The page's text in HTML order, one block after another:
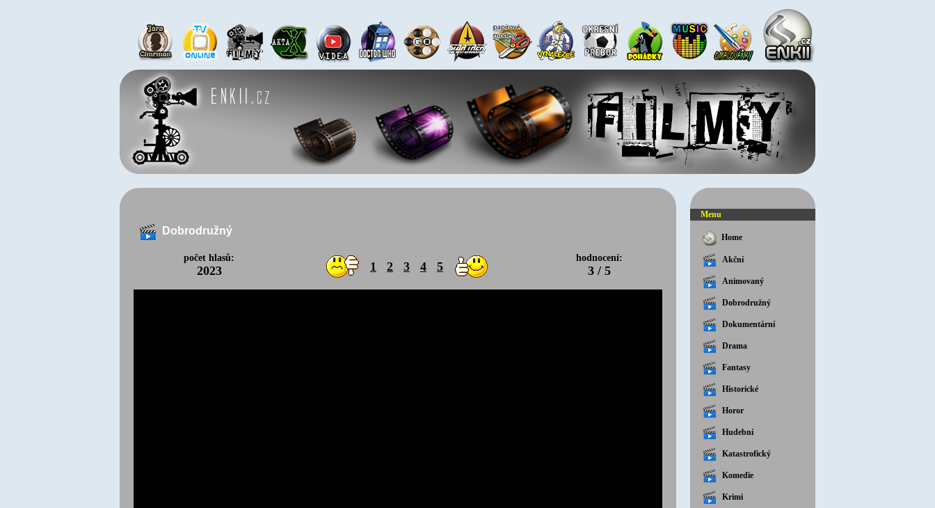
Dobrodružný
počet hlasů:
2023 1 2 3 4 5
hodnocení:
3 / 5
Menu
Home
Akční
Animovaný
Dobrodružný
Dokumentární
Drama
Fantasy
Historické
Horor
Hudební
Katastrofický
Komedie
Krimi